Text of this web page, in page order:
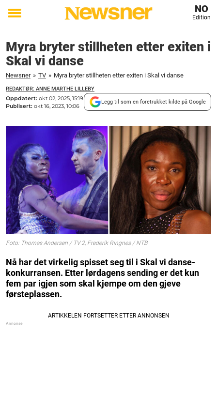
Toggle
NO
Edition
Myra bryter stillheten etter exiten i
Skal vi danse
Newsner » TV » Myra bryter stillheten etter exiten i Skal vi danse
REDAKTØR: ANNE MARTHE LILLEBY
Oppdatert: okt 02, 2025, 15:19
Publisert: okt 16, 2023, 10:06
Legg til som en foretrukket kilde på Google
Foto: Thomas Andersen / TV 2, Frederik Ringnes / NTB
Nå har det virkelig spisset seg til i Skal vi danse-
konkurransen. Etter lørdagens sending er det kun
fem par igjen som skal kjempe om den gjeve
førsteplassen.